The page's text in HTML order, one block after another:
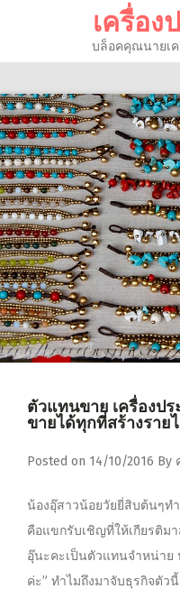
เครื่อง
บล็อคคุณนายเ
ตัวแทนขาย เครื่องป
ขายได้ทุกที่สร้างรา
Posted on 14/10/2016 By
น้องอุ๊สาวน้อยวัยยี่สิบต้นๆท
คือแขกรับเชิญที่ให้เกียรติม
อุ๊นะคะเป็นตัวแทนจำหน่าย
ค่ะ” ทำไมถึงมาจับธุรกิจตัว